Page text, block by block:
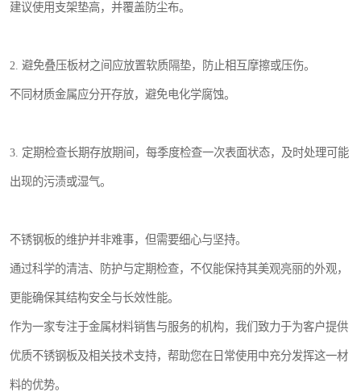
建议使用支架垫高，并覆盖防尘布。
2. 避免叠压板材之间应放置软质隔垫，防止相互摩擦或压伤。
不同材质金属应分开存放，避免电化学腐蚀。
3. 定期检查长期存放期间，每季度检查一次表面状态，及时处理可能
出现的污渍或湿气。
不锈钢板的维护并非难事，但需要细心与坚持。
通过科学的清洁、防护与定期检查，不仅能保持其美观亮丽的外观，
更能确保其结构安全与长效性能。
作为一家专注于金属材料销售与服务的机构，我们致力于为客户提供
优质不锈钢板及相关技术支持，帮助您在日常使用中充分发挥这一材
料的优势。